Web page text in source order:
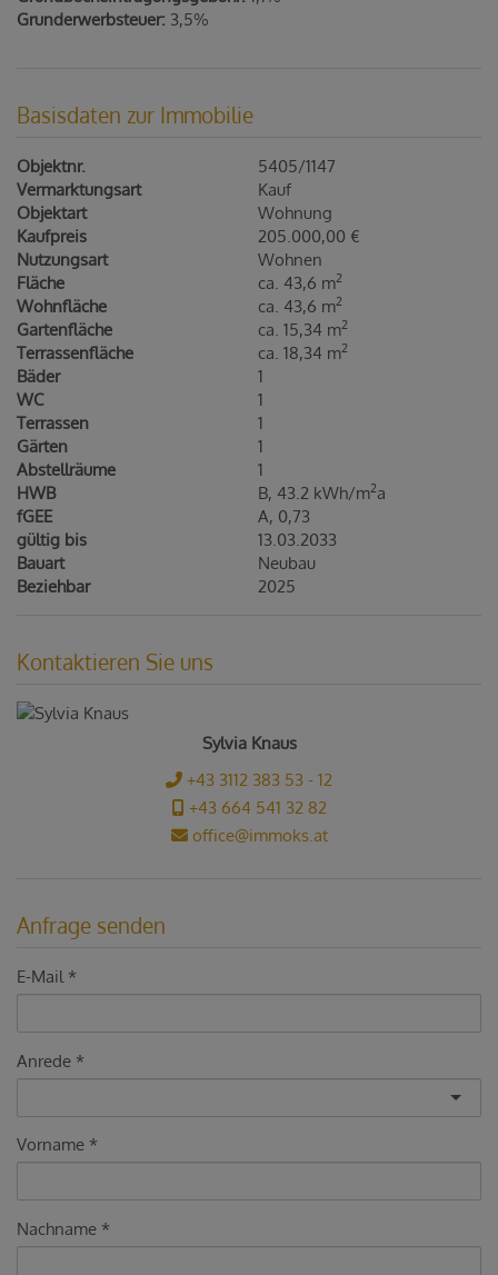
Grunderwerbsteuer: 3,5%
Basisdaten zur Immobilie
Objektnr.
5405/1147
Vermarktungsart
Kauf
Objektart
Wohnung
Kaufpreis
205.000,00 €
Nutzungsart
Wohnen
Fläche
ca. 43,6 m2
Wohnfläche ca. 43,6 m2
Gartenfläche ca. 15,34 m2
Terrassenfläche ca. 18,34 m2
Bäder
1
WC
1
Terrassen
1
Gärten
1
Abstellräume
1
HWB
B, 43.2 kWh/m2a
fGEE
A, 0,73
gültig bis
13.03.2033
Bauart
Neubau
Beziehbar
2025
Kontaktieren Sie uns
Sylvia Knaus
+43 3112 383 53 - 12
+43 664 541 32 82
office@immoks.at
Anfrage senden
E-Mail
Anrede
Vorname
Nachname